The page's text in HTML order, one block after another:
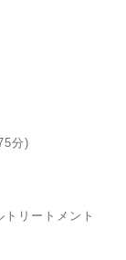
分)
リートメント